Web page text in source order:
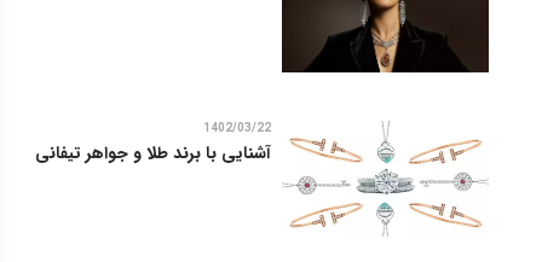
1402/03/22
آشنایی با برند طلا و جواهر تیفانی